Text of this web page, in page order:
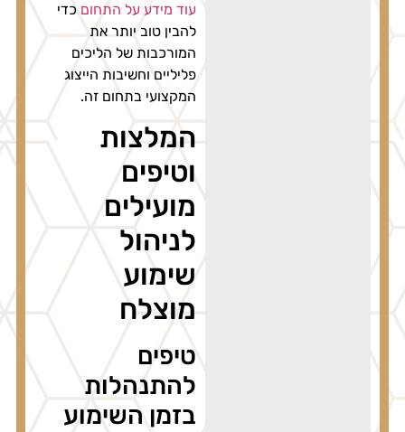
עוד מידע על התחוםכדי
להבין טוב יותר את
המורכבות של הליכים
פליליים וחשיבות הייצוג
המקצועי בתחום זה.
המלצות
וטיפים
מועילים
לניהול
שימוע
מוצלח
טיפים
להתנהלות
בזמן השימוע